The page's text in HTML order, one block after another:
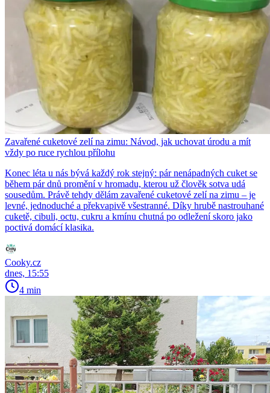
Zavařené cuketové zelí na zimu: Návod, jak uchovat úrodu a mít
vždy po ruce rychlou přílohu
Konec léta u nás bývá každý rok stejný: pár nenápadných cuket se
během pár dnů promění v hromadu, kterou už člověk sotva udá
sousedům. Právě tehdy dělám zavařené cuketové zelí na zimu – je
levné, jednoduché a překvapivě všestranné. Díky hrubě nastrouhané
cuketě, cibuli, octu, cukru a kmínu chutná po odležení skoro jako
poctivá domácí klasika.
Cooky.cz
dnes, 15:55
4 min